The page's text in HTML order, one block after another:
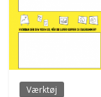
Værktøj